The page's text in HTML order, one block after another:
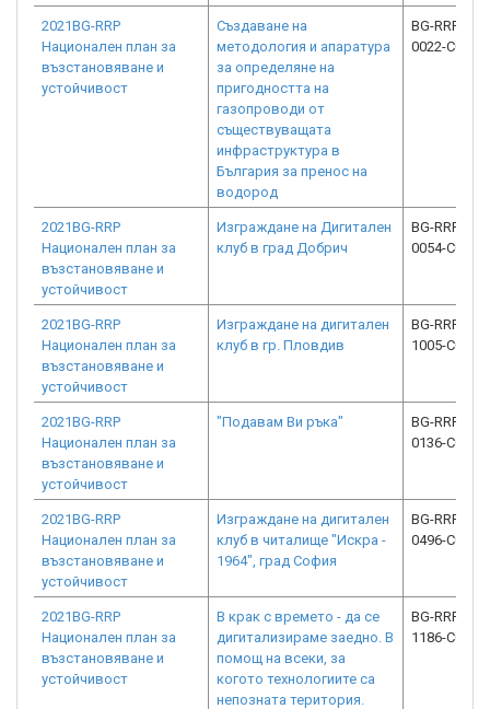
2021BG-RRP
Национален план за
възстановяване и
устойчивост
Създаване на
методология и апаратура
за определяне на
пригодността на
газопроводи от
съществуващата
инфраструктура в
България за пренос на
водород
BG-RRP-
0022-C04
2021BG-RRP
Национален план за
възстановяване и
устойчивост
Изграждане на Дигитален
клуб в град Добрич
BG-RRP-
0054-C01
2021BG-RRP
Национален план за
възстановяване и
устойчивост
Изграждане на дигитален
клуб в гр. Пловдив
BG-RRP-
1005-C01
2021BG-RRP
Национален план за
възстановяване и
устойчивост
"Подавам Ви ръка"
BG-RRP-
0136-C01
2021BG-RRP
Национален план за
възстановяване и
устойчивост
Изграждане на дигитален
клуб в читалище "Искра -
1964", град София
BG-RRP-
0496-C01
2021BG-RRP
Национален план за
възстановяване и
устойчивост
В крак с времето - да се
дигитализираме заедно. В
помощ на всеки, за
когото технологиите са
непозната територия.
BG-RRP-
1186-C01